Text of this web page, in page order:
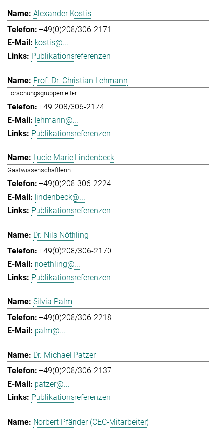
Alexander Kostis
+49(0)208/306-2171
kostis@...
Publikationsreferenzen
Prof. Dr. Christian Lehmann
Forschungsgruppenleiter
+49 208/306-2174
lehmann@...
Publikationsreferenzen
Lucie Marie Lindenbeck
Gastwissenschaftlerin
+49(0)208-306-2224
lindenbeck@...
Publikationsreferenzen
Dr. Nils Nöthling
+49(0)208/306-2170
noethling@...
Publikationsreferenzen
Silvia Palm
+49(0)208/306-2218
palm@...
Dr. Michael Patzer
+49(0)208/306-2137
patzer@...
Publikationsreferenzen
Norbert Pfänder (CEC-Mitarbeiter)